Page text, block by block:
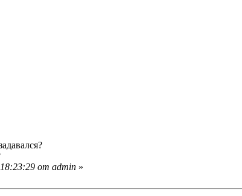
от admin »